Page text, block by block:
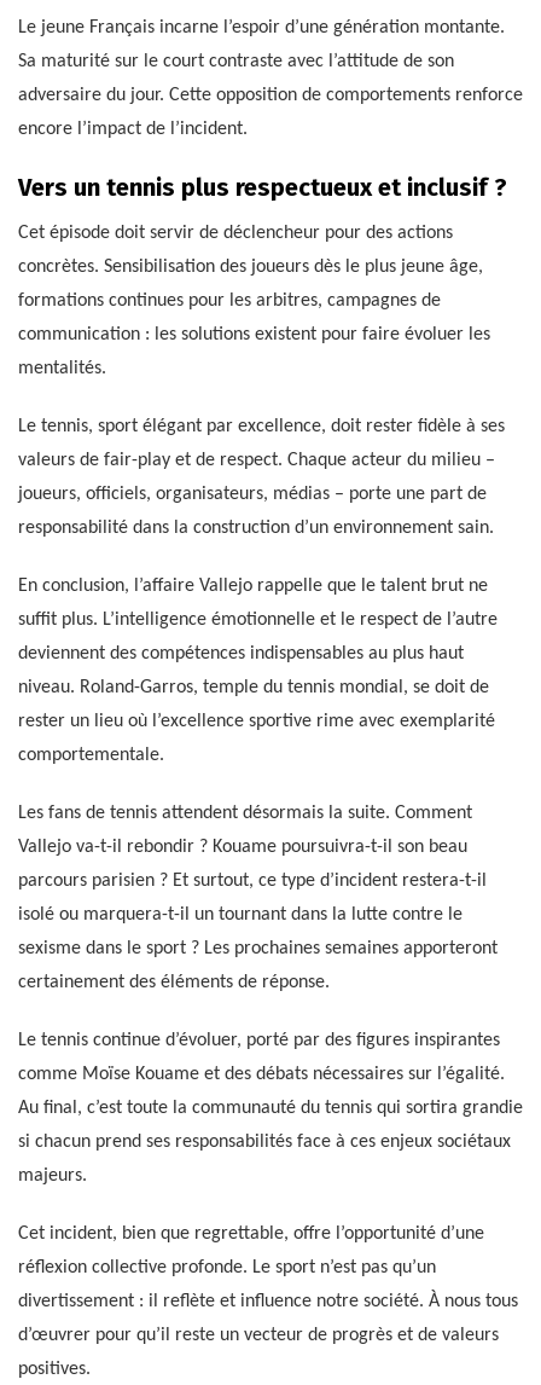
Le jeune Français incarne l’espoir d’une génération montante.
Sa maturité sur le court contraste avec l’attitude de son
adversaire du jour. Cette opposition de comportements renforce
encore l’impact de l’incident.
Vers un tennis plus respectueux et inclusif ?
Cet épisode doit servir de déclencheur pour des actions
concrètes. Sensibilisation des joueurs dès le plus jeune âge,
formations continues pour les arbitres, campagnes de
communication : les solutions existent pour faire évoluer les
mentalités.
Le tennis, sport élégant par excellence, doit rester fidèle à ses
valeurs de fair-play et de respect. Chaque acteur du milieu –
joueurs, officiels, organisateurs, médias – porte une part de
responsabilité dans la construction d’un environnement sain.
En conclusion, l’affaire Vallejo rappelle que le talent brut ne
suffit plus. L’intelligence émotionnelle et le respect de l’autre
deviennent des compétences indispensables au plus haut
niveau. Roland-Garros, temple du tennis mondial, se doit de
rester un lieu où l’excellence sportive rime avec exemplarité
comportementale.
Les fans de tennis attendent désormais la suite. Comment
Vallejo va-t-il rebondir ? Kouame poursuivra-t-il son beau
parcours parisien ? Et surtout, ce type d’incident restera-t-il
isolé ou marquera-t-il un tournant dans la lutte contre le
sexisme dans le sport ? Les prochaines semaines apporteront
certainement des éléments de réponse.
Le tennis continue d’évoluer, porté par des figures inspirantes
comme Moïse Kouame et des débats nécessaires sur l’égalité.
Au final, c’est toute la communauté du tennis qui sortira grandie
si chacun prend ses responsabilités face à ces enjeux sociétaux
majeurs.
Cet incident, bien que regrettable, offre l’opportunité d’une
réflexion collective profonde. Le sport n’est pas qu’un
divertissement : il reflète et influence notre société. À nous tous
d’œuvrer pour qu’il reste un vecteur de progrès et de valeurs
positives.